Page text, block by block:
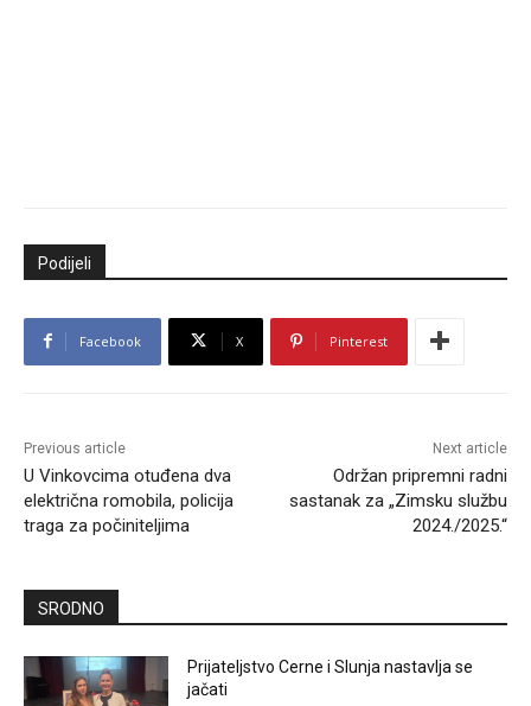
Podijeli
Facebook X Pinterest
Previous article
U Vinkovcima otuđena dva
električna romobila, policija
traga za počiniteljima
Next article
Održan pripremni radni
sastanak za „Zimsku službu
2024./2025.“
SRODNO
Prijateljstvo Cerne i Slunja nastavlja se
jačati